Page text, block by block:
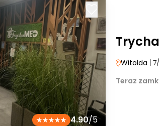
4.90/5
Witolda |
Teraz